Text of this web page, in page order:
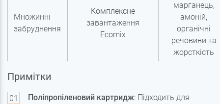
Множинні
забруднення
Комплексне
завантаження
Ecomix
марганець,
амоній,
органічні
речовини та
жорсткість
Примітки
Поліпропіленовий картридж: Підходить для